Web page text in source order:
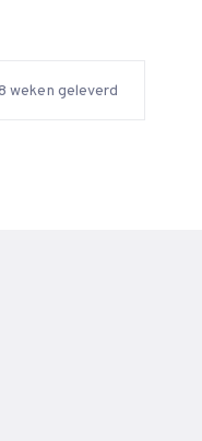
weken geleverd